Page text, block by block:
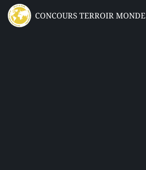
CONCOURS TERROIR MONDE